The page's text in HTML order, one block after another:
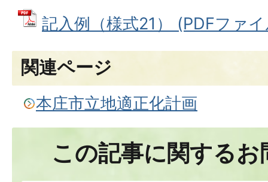
記入例（様式21） (PDFファ
関連ページ
本庄市立地適正化計画
この記事に関する